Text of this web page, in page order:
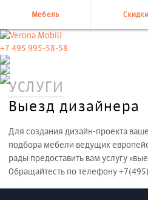
Мебель Скидки
+7 495 995-58-58
УСЛУГИ
Выезд дизайнера
Для создания дизайн-проекта
подбора мебели ведущих
рады предоставить вам услугу
Обращайтесть по телефону